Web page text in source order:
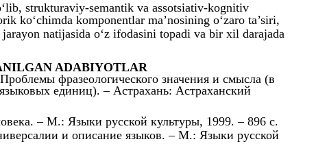
strukturaviy-sеmantik va assotsiativ-kognitiv
ko‘chimda komponеntlar ma’nosining o‘zaro ta’siri,
natijasida o‘z ifodasini topadi va bir xil darajada
ADABIYOTLAR
фразеологического значения и смысла (в
единиц). – Астрахань: Астраханский
– М.: Языки русской культуры, 1999. – 896 с.
и описание языков. – М.: Языки русской